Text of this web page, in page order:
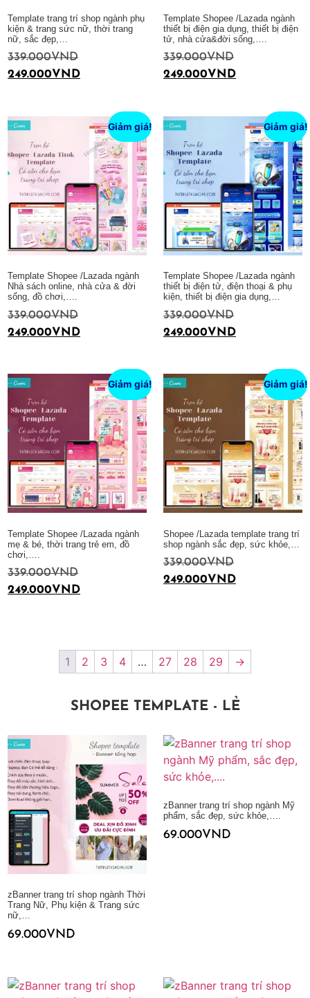
Template trang trí shop ngành phụ
kiện & trang sức nữ, thời trang
nữ, sắc đẹp,…
339.000VND
249.000VND
Template Shopee /Lazada ngành
thiết bị điện gia dụng, thiết bị điện
tử, nhà cửa&đời sống,….
339.000VND
249.000VND
Giảm giá!
Template Shopee /Lazada ngành
Nhà sách online, nhà cửa & đời
sống, đồ chơi,….
339.000VND
249.000VND
Giảm giá!
Template Shopee /Lazada ngành
thiết bị điện tử, điện thoại & phụ
kiện, thiết bị điện gia dụng,…
339.000VND
249.000VND
Giảm giá!
Template Shopee /Lazada ngành
mẹ & bé, thời trang trẻ em, đồ
chơi,….
339.000VND
249.000VND
Giảm giá!
Shopee /Lazada template trang trí
shop ngành sắc đẹp, sức khỏe,…
339.000VND
249.000VND
1 2 3 4 … 27 28 29 →
SHOPEE TEMPLATE - LẺ
zBanner trang trí shop ngành Thời
Trang Nữ, Phụ kiện & Trang sức
nữ,…
69.000VND
zBanner trang trí shop ngành Mỹ
phẩm, sắc đẹp, sức khỏe,….
69.000VND